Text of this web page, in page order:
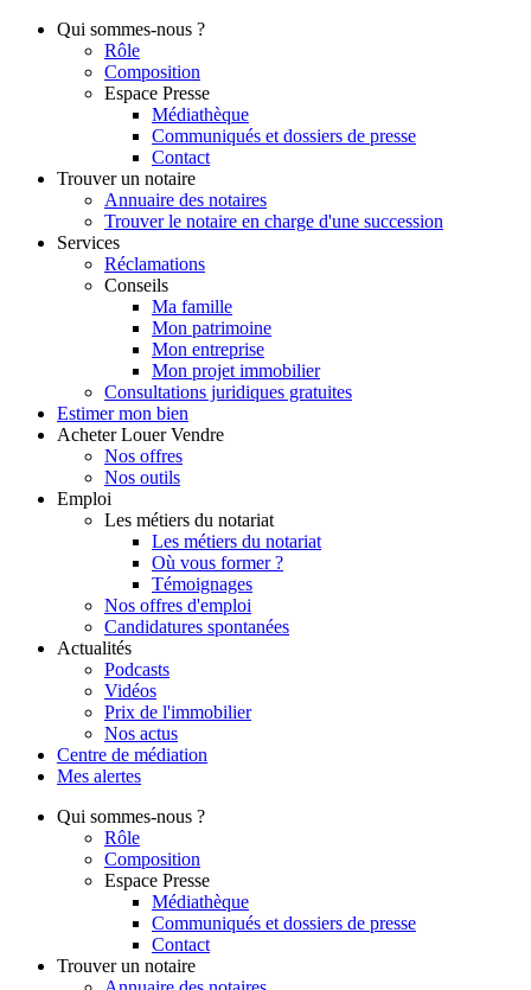
Qui sommes-nous ?
Rôle
Composition
Espace Presse
Médiathèque
Communiqués et dossiers de presse
Contact
Trouver un notaire
Annuaire des notaires
Trouver le notaire en charge d'une succession
Services
Réclamations
Conseils
Ma famille
Mon patrimoine
Mon entreprise
Mon projet immobilier
Consultations juridiques gratuites
Estimer mon bien
Acheter Louer Vendre
Nos offres
Nos outils
Emploi
Les métiers du notariat
Les métiers du notariat
Où vous former ?
Témoignages
Nos offres d'emploi
Candidatures spontanées
Actualités
Podcasts
Vidéos
Prix de l'immobilier
Nos actus
Centre de médiation
Mes alertes
Qui sommes-nous ?
Rôle
Composition
Espace Presse
Médiathèque
Communiqués et dossiers de presse
Contact
Trouver un notaire